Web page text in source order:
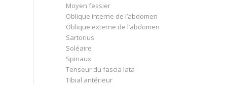
Moyen fessier
Oblique interne de l’abdomen
Oblique externe de l’abdomen
Sartorius
Soléaire
Spinaux
Tenseur du fascia lata
Tibial antérieur